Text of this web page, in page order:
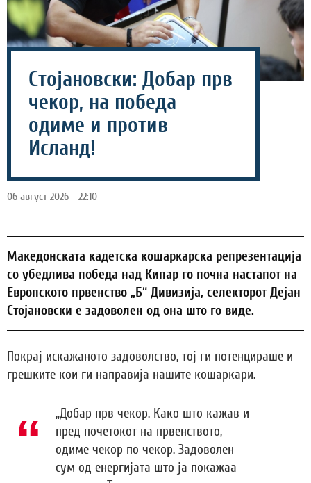
Стојановски: Добар прв
чекор, на победа
одиме и против
Исланд!
06 август 2026 - 22:10
Македонската кадетска кошаркарска репрезентација
со убедлива победа над Кипар го почна настапот на
Европското првенство „Б“ Дивизија, селекторот Дејан
Стојановски е задоволен од она што го виде.
Покрај искажаното задоволство, тој ги потенцираше и
грешките кои ги направија нашите кошаркари.
„Добар прв чекор. Како што кажав и
пред почетокот на првенството,
одиме чекор по чекор. Задоволен
сум од енергијата што ја покажаа